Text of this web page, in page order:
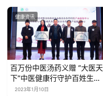
健康资讯
百万份中医汤药义赠 “大医天
下”中医健康行守护百姓生命
健康
2023年1月10日